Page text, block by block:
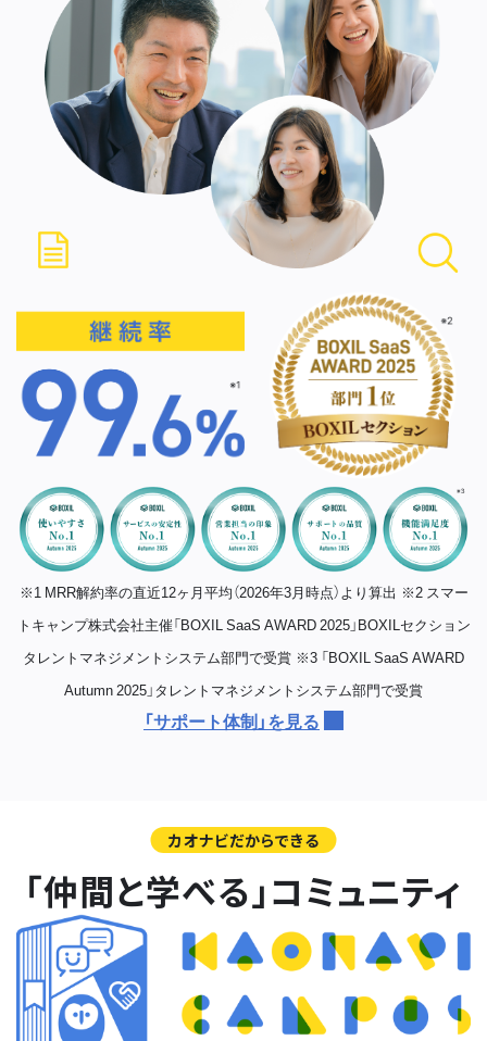
※1 MRR解約率の直近12ヶ月平均（2026年3月時点）より算出 ※2 スマー
トキャンプ株式会社主催「BOXIL SaaS AWARD 2025」BOXILセクション
タレントマネジメントシステム部門で受賞 ※3 「BOXIL SaaS AWARD
Autumn 2025」タレントマネジメントシステム部門で受賞
「サポート体制」を見る
カオナビだからできる
「仲間と学べる」コミュニティ